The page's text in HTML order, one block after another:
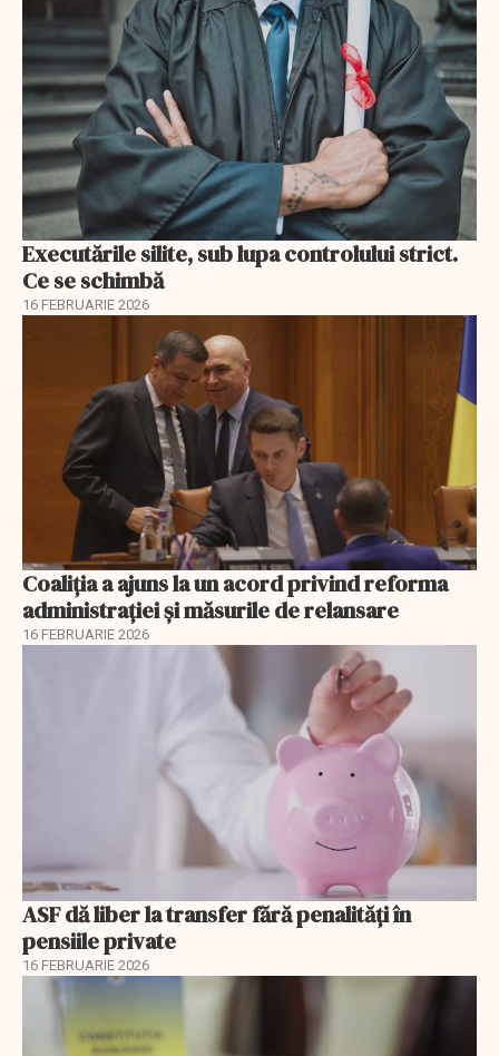
Executările silite, sub lupa controlului strict.
Ce se schimbă
16 FEBRUARIE 2026
Coaliția a ajuns la un acord privind reforma
administrației și măsurile de relansare
16 FEBRUARIE 2026
ASF dă liber la transfer fără penalități în
pensiile private
16 FEBRUARIE 2026